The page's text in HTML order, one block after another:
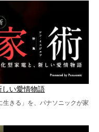
しい愛情物語
きる」を、パナソニックが家